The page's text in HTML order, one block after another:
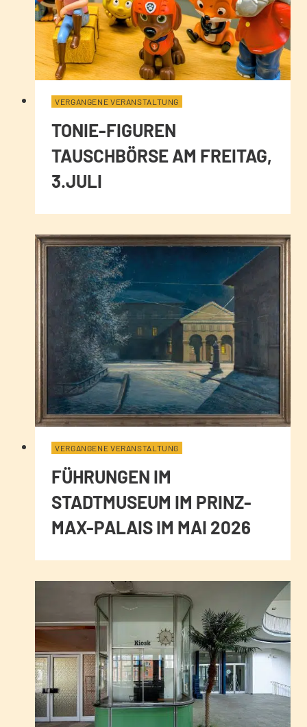
VERGANGENE VERANSTALTUNG
TONIE-FIGUREN
TAUSCHBÖRSE AM FREITAG,
3.JULI
VERGANGENE VERANSTALTUNG
FÜHRUNGEN IM
STADTMUSEUM IM PRINZ-
MAX-PALAIS IM MAI 2026